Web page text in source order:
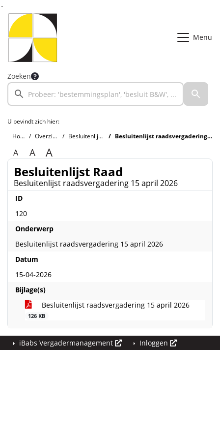
Menu
Zoeken
U bevindt zich hier:
Home
Overzichten Besluitenlijst Raad Besluitenlijst raadsvergadering 15 april 2026
A A A
Besluitenlijst Raad
Besluitenlijst raadsvergadering 15 april 2026
ID
120
Onderwerp
Besluitenlijst raadsvergadering 15 april 2026
Datum
15-04-2026
Bijlage(s)
Besluitenlijst raadsvergadering 15 april 2026
126 KB
iBabs Vergadermanagement Inloggen